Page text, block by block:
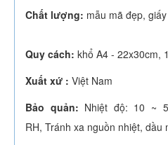
Chất lượng: mẫu mã đẹp,
Quy cách: khổ A4 - 22x30cm,
Xuất xứ : Việt Nam
Bảo quản: Nhiệt độ: 10 ~
RH, Tránh xa nguồn nhiệt, dầu